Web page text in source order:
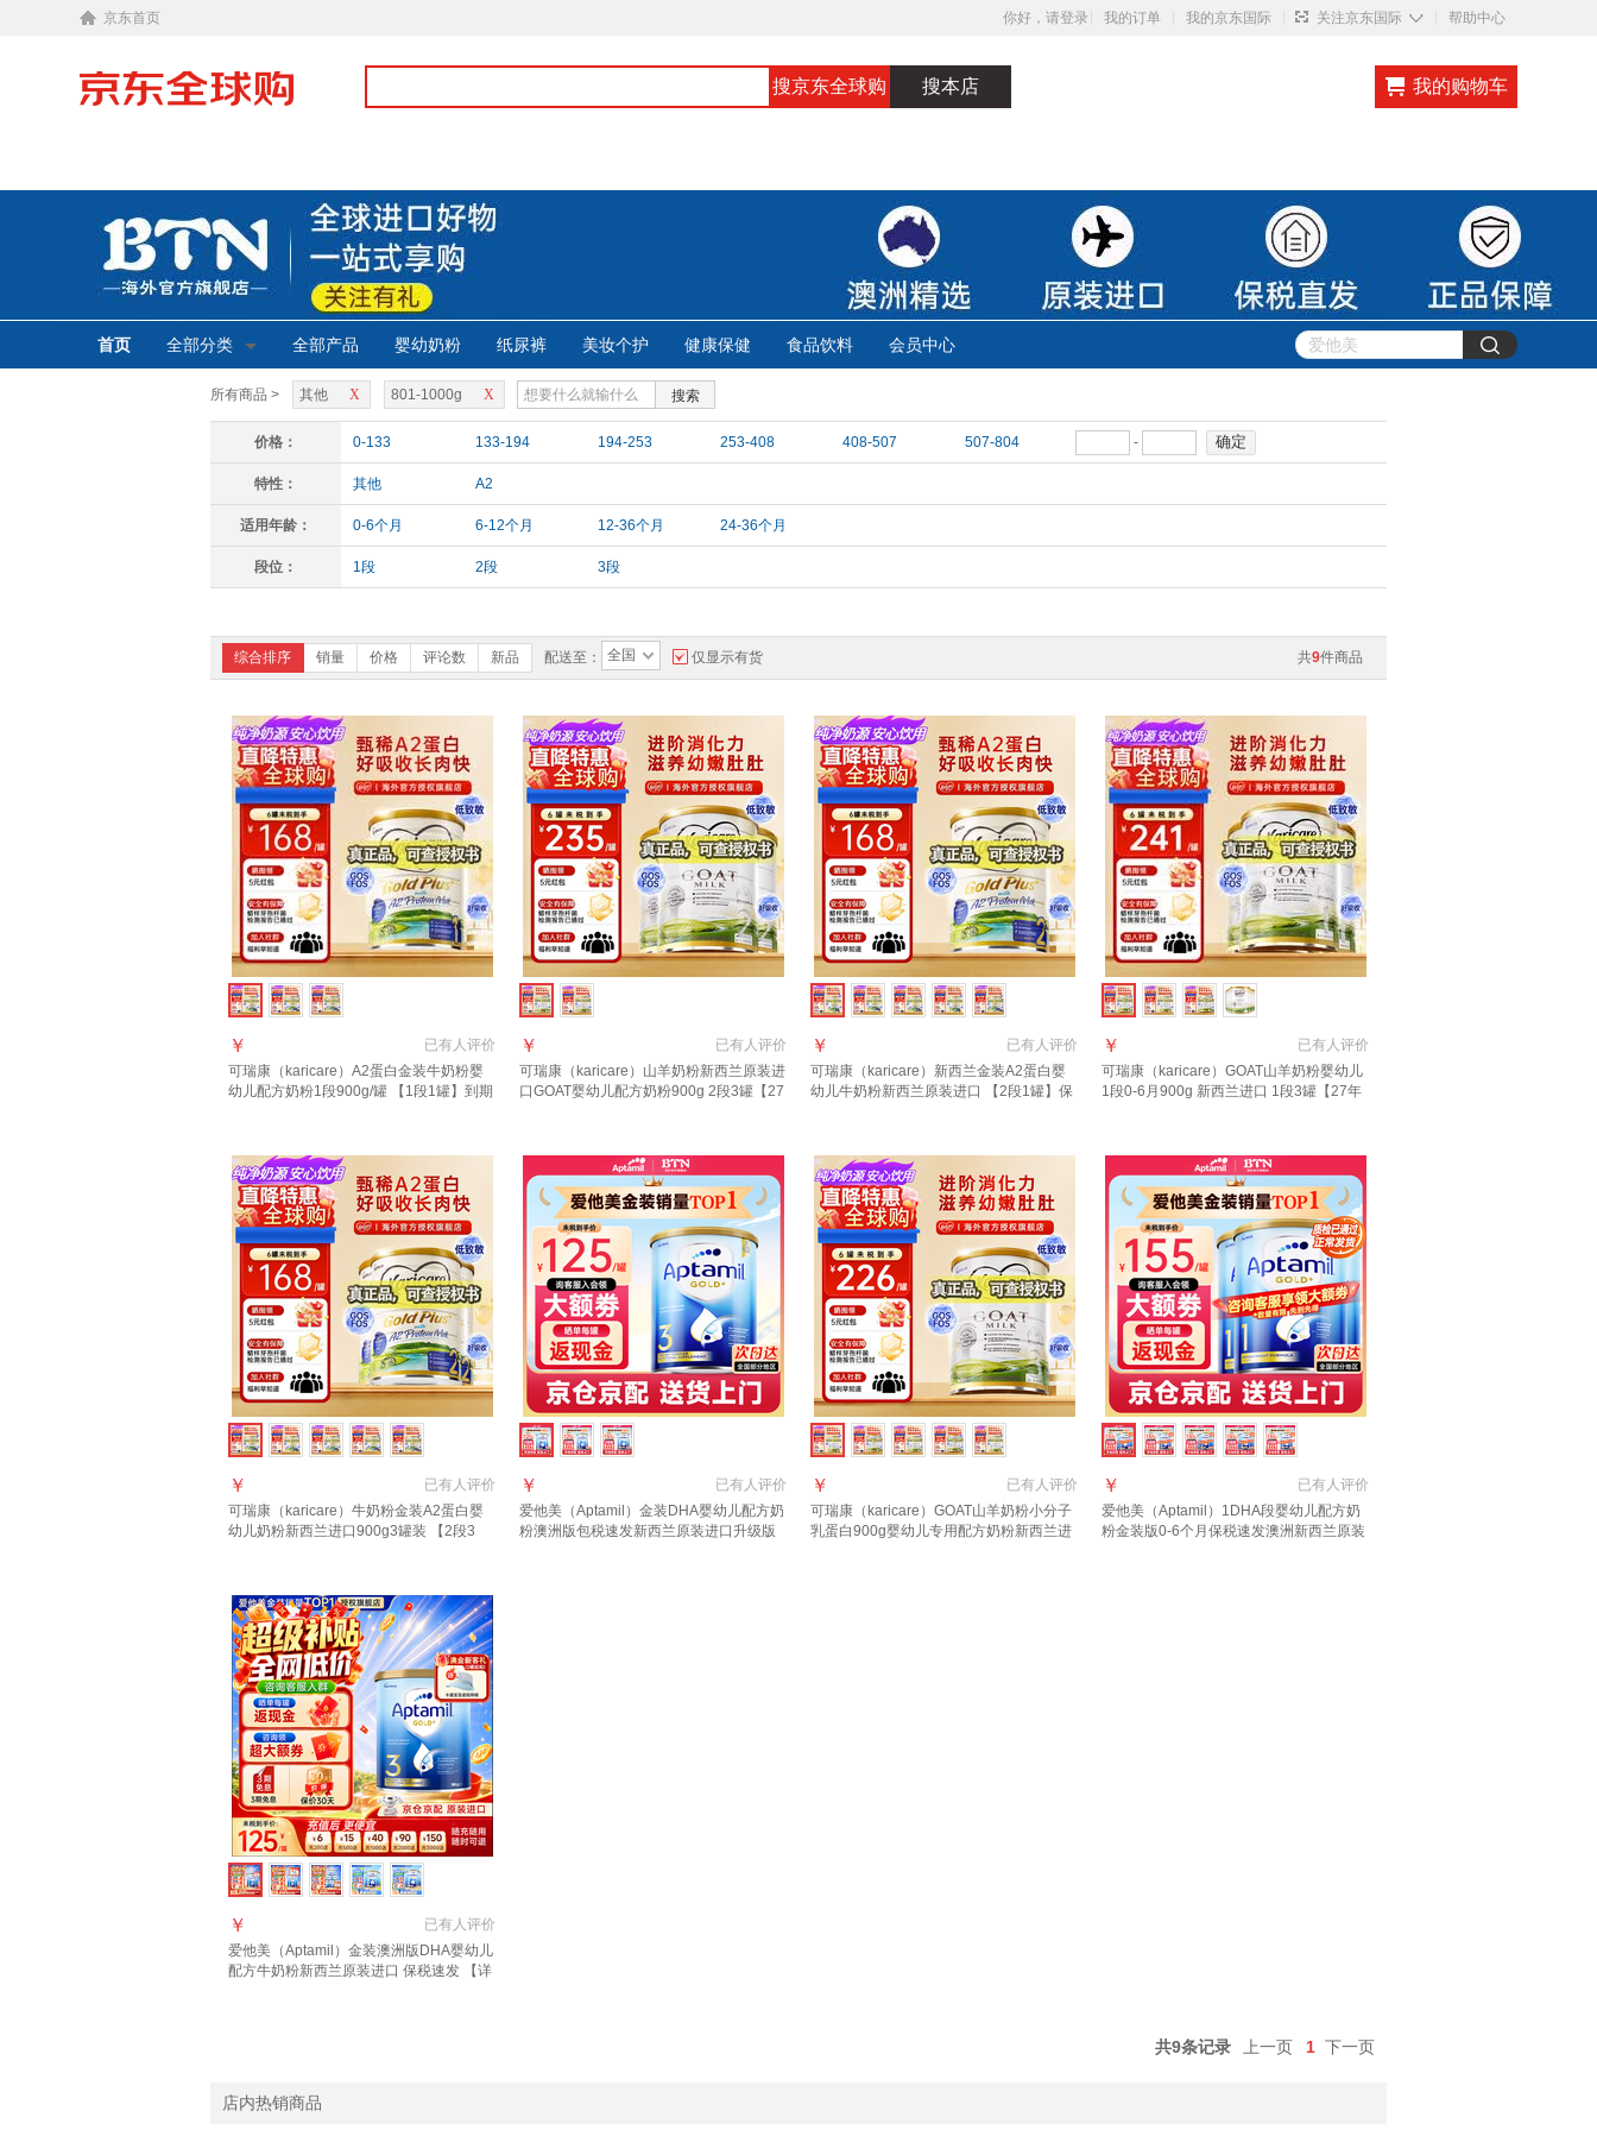
京东首页 你好，请登录 我的订单 我的京东国际 关注京东国际 ◇ 帮助中心
搜京东全球购 搜本店 我的购物车
首页 全部分类 全部产品 婴幼奶粉 纸尿裤 美妆个护 健康保健 食品饮料 会员中心
所有商品 > X
其他 X
801-1000g 搜索
价格： 0-133 133-194 194-253 253-408 408-507 507-804 - 确定
特性： 其他 A2
适用年龄： 0-6个月 6-12个月 12-36个月 24-36个月
段位： 1段 2段 3段
共9件商品
综合排序 销量 价格 评论数 新品 配送至： 全国 仅显示有货
已有人评价
￥
可瑞康（karicare）A2蛋白金装牛奶粉婴
幼儿配方奶粉1段900g/罐 【1段1罐】到期
已有人评价
￥
可瑞康（karicare）山羊奶粉新西兰原装进
口GOAT婴幼儿配方奶粉900g 2段3罐【27
已有人评价
￥
可瑞康（karicare）新西兰金装A2蛋白婴
幼儿牛奶粉新西兰原装进口 【2段1罐】保
已有人评价
￥
可瑞康（karicare）GOAT山羊奶粉婴幼儿
1段0-6月900g 新西兰进口 1段3罐【27年
已有人评价
￥
可瑞康（karicare）牛奶粉金装A2蛋白婴
幼儿奶粉新西兰进口900g3罐装 【2段3
已有人评价
￥
爱他美（Aptamil）金装DHA婴幼儿配方奶
粉澳洲版包税速发新西兰原装进口升级版
已有人评价
￥
可瑞康（karicare）GOAT山羊奶粉小分子
乳蛋白900g婴幼儿专用配方奶粉新西兰进
已有人评价
￥
爱他美（Aptamil）1DHA段婴幼儿配方奶
粉金装版0-6个月保税速发澳洲新西兰原装
已有人评价
￥
爱他美（Aptamil）金装澳洲版DHA婴幼儿
配方牛奶粉新西兰原装进口 保税速发 【详
共9条记录 上一页 1 下一页
店内热销商品